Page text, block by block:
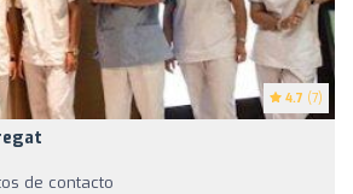
4.7 (7)
de contacto